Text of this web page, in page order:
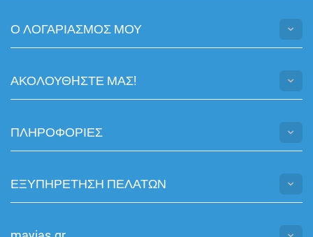
Ο ΛΟΓΑΡΙΑΣΜΟΣ ΜΟΥ
ΑΚΟΛΟΥΘHΣΤΕ ΜΑΣ!
ΠΛΗΡΟΦΟΡΙΕΣ
ΕΞΥΠΗΡΕΤΗΣΗ ΠΕΛΑΤΩΝ